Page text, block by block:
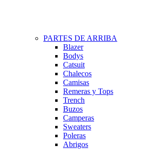
PARTES DE ARRIBA
Blazer
Bodys
Catsuit
Chalecos
Camisas
Remeras y Tops
Trench
Buzos
Camperas
Sweaters
Poleras
Abrigos